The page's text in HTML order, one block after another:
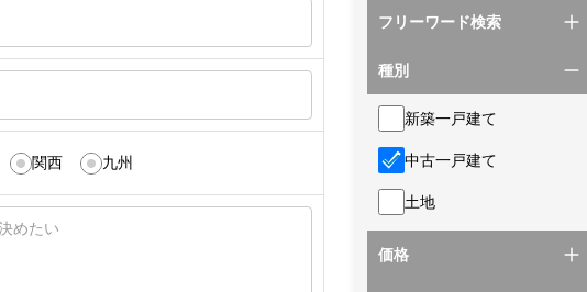
関西 九州
フリーワード検索
種別
新築一戸建て
中古一戸建て
土地
価格